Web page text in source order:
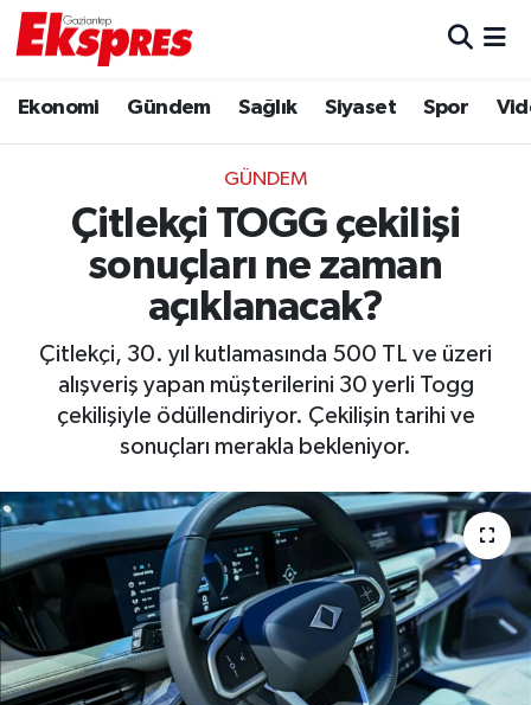
Ekonomi Gündem Sağlık Siyaset Spor
GÜNDEM
Çitlekçi TOGG çekilişi
sonuçları ne zaman
açıklanacak?
Çitlekçi, 30. yıl kutlamasında 500 TL ve üzeri
alışveriş yapan müşterilerini 30 yerli Togg
çekilişiyle ödüllendiriyor. Çekilişin tarihi ve
sonuçları merakla bekleniyor.
Ekonomi
Gaziantep son dakika
Genel
Haberler
Kültür Sanat
Magazin
Müzik
Piyasa
Resmi İlanlar
Trafik Durumu
Puan Durumu ve Fikstür
Tüm Manşetler
Son Dakika Haberleri
Haber Arşivi